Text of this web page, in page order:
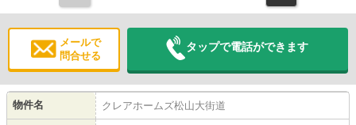
メールで
問合せる
タップで電話ができます
物件名 クレアホームズ松山大街道